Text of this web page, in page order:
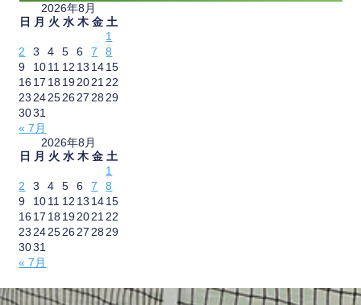
2026年8月
日
月 火 水 木 金 土
« 7月
1
2
3 4 5 6 7
8
9
1011 12 13 1415
16 17 18 192021 22
23 242526 27 28 29
3031
2026年8月
日
月 火 水 木 金 土
« 7月
1
2
3 4 5 6 7
8
9
1011 12 13 1415
16 17 18 192021 22
23 242526 27 28 29
3031